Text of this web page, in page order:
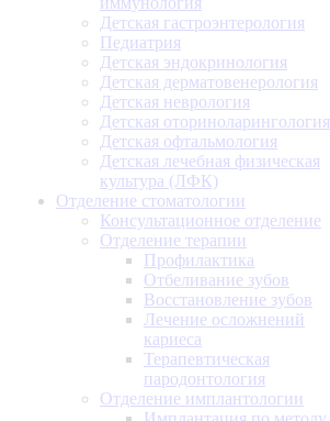
Детская гастроэнтерология
Педиатрия
Детская эндокринология
Детская дерматовенерология
Детская неврология
Детская оториноларингология
Детская офтальмология
Детская лечебная физическая
культура (ЛФК)
Отделение стоматологии
Консультационное отделение
Отделение терапии
Профилактика
Отбеливание зубов
Восстановление зубов
Лечение осложнений
кариеса
Терапевтическая
пародонтология
Отделение имплантологии